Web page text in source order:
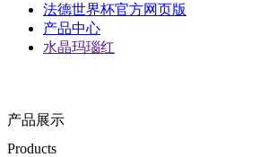
法德世界杯官方网页版
产品中心
水晶玛瑙红
产品展示
Products